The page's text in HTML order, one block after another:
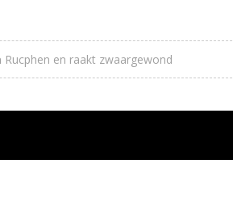
en raakt zwaargewond